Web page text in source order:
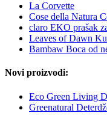
La Corvette
Cose della Natura
claro EKO prašak
Leaves of Dawn
Bambaw Boca od
Novi proizvodi:
Eco Green Living
Greenatural